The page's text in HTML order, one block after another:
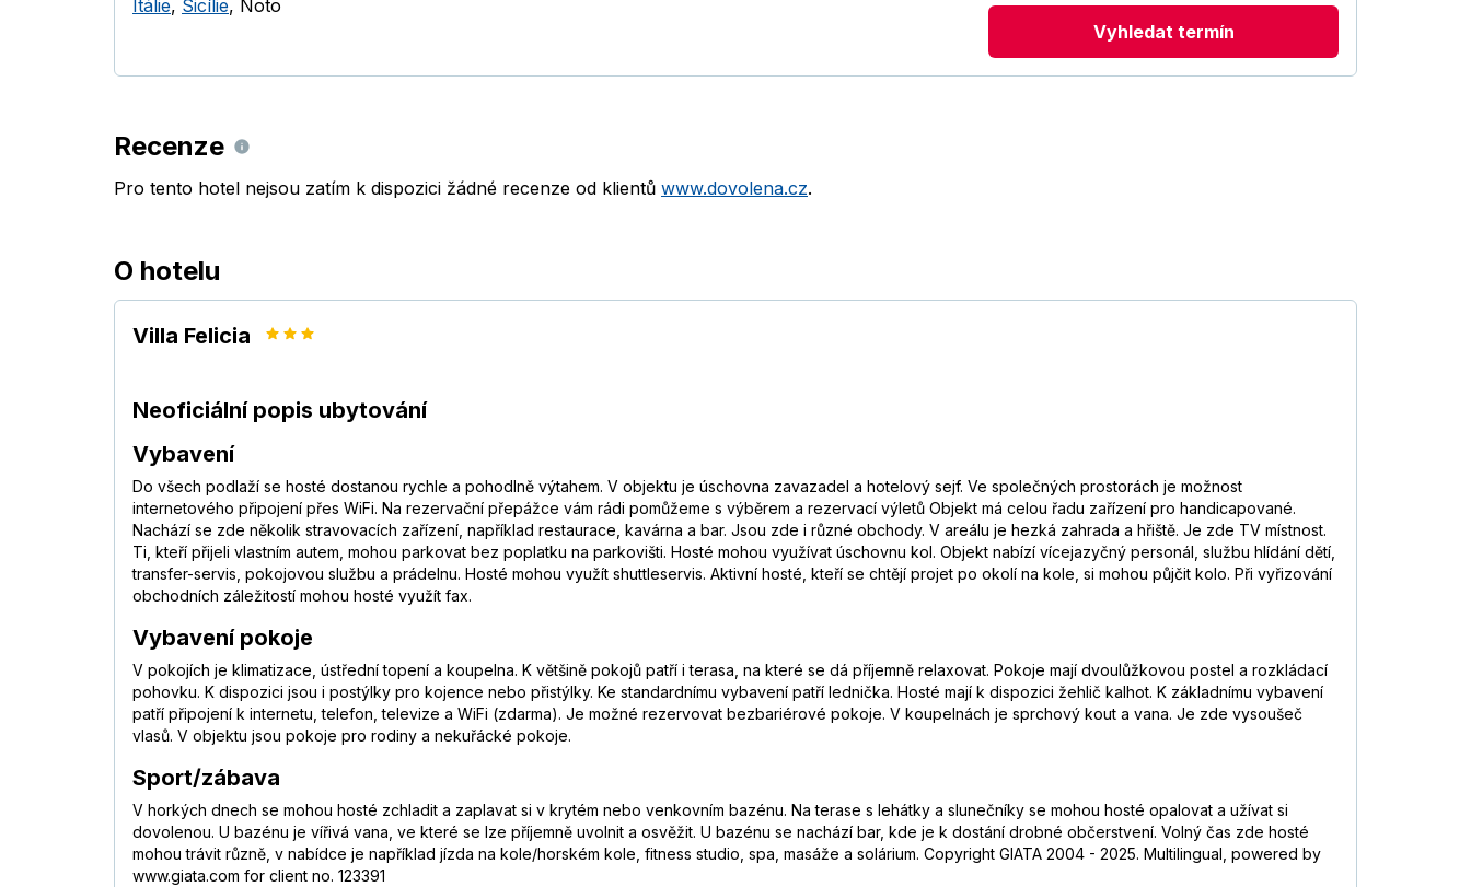
Itálie, Sicílie, Noto
Vyhledat termín
Recenze
Pro tento hotel nejsou zatím k dispozici žádné recenze od klientů www.dovolena.cz.
O hotelu
Villa Felicia
Neoficiální popis ubytování
Vybavení
Do všech podlaží se hosté dostanou rychle a pohodlně výtahem. V objektu je úschovna zavazadel a hotelový sejf. Ve společných prostorách je možnost
internetového připojení přes WiFi. Na rezervační přepážce vám rádi pomůžeme s výběrem a rezervací výletů Objekt má celou řadu zařízení pro handicapované.
Nachází se zde několik stravovacích zařízení, například restaurace, kavárna a bar. Jsou zde i různé obchody. V areálu je hezká zahrada a hřiště. Je zde TV místnost.
Ti, kteří přijeli vlastním autem, mohou parkovat bez poplatku na parkovišti. Hosté mohou využívat úschovnu kol. Objekt nabízí vícejazyčný personál, službu hlídání dětí,
transfer-servis, pokojovou službu a prádelnu. Hosté mohou využít shuttleservis. Aktivní hosté, kteří se chtějí projet po okolí na kole, si mohou půjčit kolo. Při vyřizování
obchodních záležitostí mohou hosté využít fax.
Vybavení pokoje
V pokojích je klimatizace, ústřední topení a koupelna. K většině pokojů patří i terasa, na které se dá příjemně relaxovat. Pokoje mají dvoulůžkovou postel a rozkládací
pohovku. K dispozici jsou i postýlky pro kojence nebo přistýlky. Ke standardnímu vybavení patří lednička. Hosté mají k dispozici žehlič kalhot. K základnímu vybavení
patří připojení k internetu, telefon, televize a WiFi (zdarma). Je možné rezervovat bezbariérové pokoje. V koupelnách je sprchový kout a vana. Je zde vysoušeč
vlasů. V objektu jsou pokoje pro rodiny a nekuřácké pokoje.
Sport/zábava
V horkých dnech se mohou hosté zchladit a zaplavat si v krytém nebo venkovním bazénu. Na terase s lehátky a slunečníky se mohou hosté opalovat a užívat si
dovolenou. U bazénu je vířivá vana, ve které se lze příjemně uvolnit a osvěžit. U bazénu se nachází bar, kde je k dostání drobné občerstvení. Volný čas zde hosté
mohou trávit různě, v nabídce je například jízda na kole/horském kole, fitness studio, spa, masáže a solárium. Copyright GIATA 2004 - 2025. Multilingual, powered by
www.giata.com for client no. 123391